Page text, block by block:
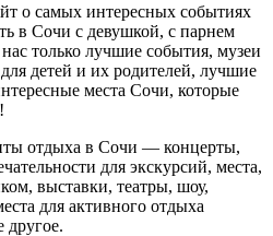
о самых интересных событиях
в Сочи с девушкой, с парнем
только лучшие события, музеи
детей и их родителей, лучшие
места Сочи, которые
отдыха в Сочи — концерты,
для экскурсий, места,
выставки, театры, шоу,
для активного отдыха
другое.